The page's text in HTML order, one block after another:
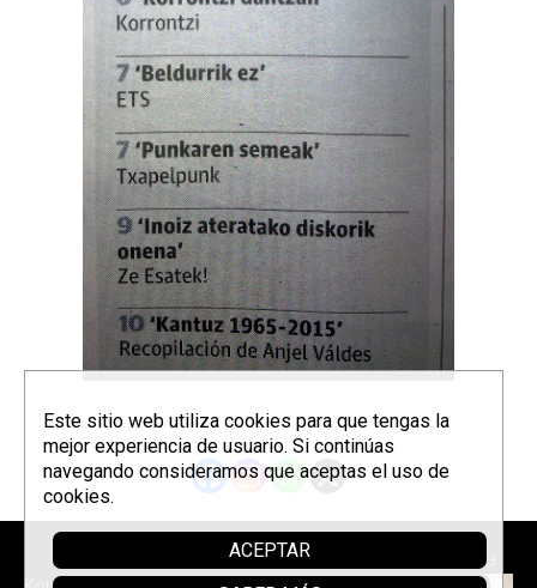
Patrocina
Este sitio web utiliza cookies para que tengas la
mejor experiencia de usuario. Si continúas
navegando consideramos que aceptas el uso de
cookies.
ACEPTAR